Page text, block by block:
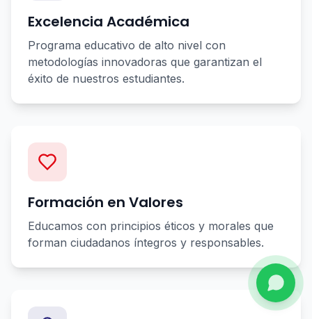
Excelencia Académica
Programa educativo de alto nivel con
metodologías innovadoras que garantizan el
éxito de nuestros estudiantes.
Formación en Valores
Educamos con principios éticos y morales que
forman ciudadanos íntegros y responsables.